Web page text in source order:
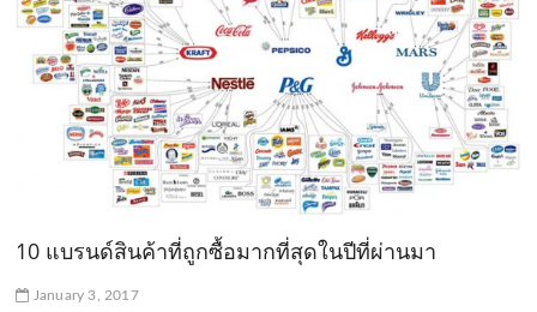
10 แบรนด์สินค้าที่ถูกซื้อมากที่สุดในปีที่ผ่านมา
January 3, 2017